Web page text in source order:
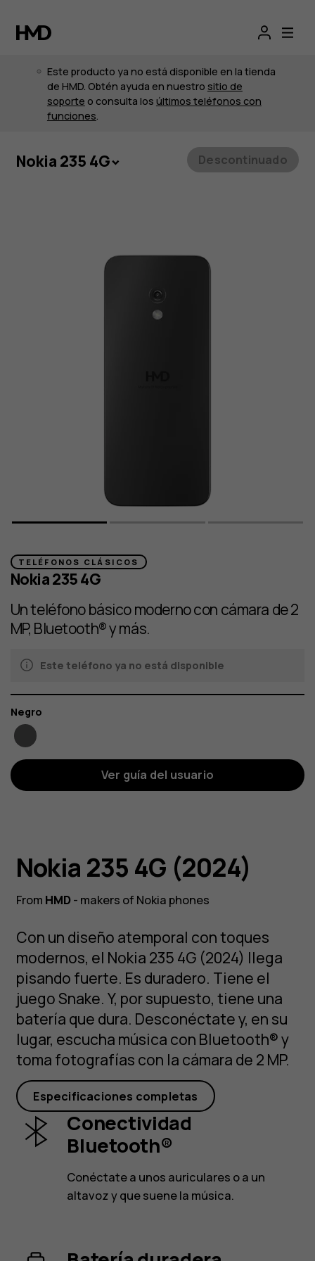
Este producto ya no está disponible en la tienda
de HMD. Obtén ayuda en nuestro sitio de
soporte o consulta los últimos teléfonos con
funciones
Nokia 235 4G Descontinuado
TELÉFONOS CLÁSICOS
Nokia 235 4G
Un teléfono básico moderno con cámara de 2
MP, Bluetooth® y más.
Este teléfono ya no está disponible
Color
Negro
Ver guía del usuario
Nokia 235 4G (2024)
From HMD- makers of Nokia phones
Con un diseño atemporal con toques
modernos, el Nokia 235 4G (2024) llega
pisando fuerte. Es duradero. Tiene el
juego Snake. Y, por supuesto, tiene una
batería que dura. Desconéctate y, en su
lugar, escucha música con Bluetooth® y
toma fotografías con la cámara de 2 MP.
Especificaciones completas
Conectividad
Bluetooth®
Conéctate a unos auriculares o a un
altavoz y que suene la música.